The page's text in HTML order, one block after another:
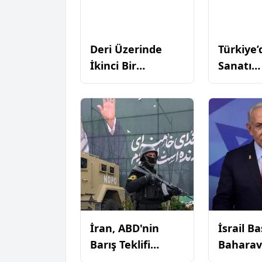
Deri Üzerinde
İkinci Bir
Başlangıç: Vera
Tamenova ve
Cover-Up’ın
Değişen Dili
Sanatı
Realizmi
İran, ABD'nin
Barış Teklifi
İsrail